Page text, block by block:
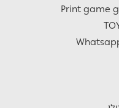
Print game